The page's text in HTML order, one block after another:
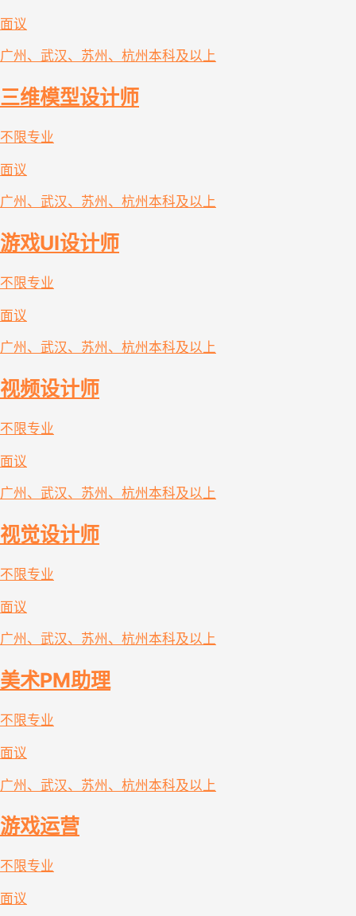
面议
广州、武汉、苏州、杭州 本科及以上
三维模型设计师
不限专业
面议
广州、武汉、苏州、杭州 本科及以上
游戏UI设计师
不限专业
面议
广州、武汉、苏州、杭州 本科及以上
视频设计师
不限专业
面议
广州、武汉、苏州、杭州 本科及以上
视觉设计师
不限专业
面议
广州、武汉、苏州、杭州 本科及以上
美术PM助理
不限专业
面议
广州、武汉、苏州、杭州 本科及以上
游戏运营
不限专业
面议